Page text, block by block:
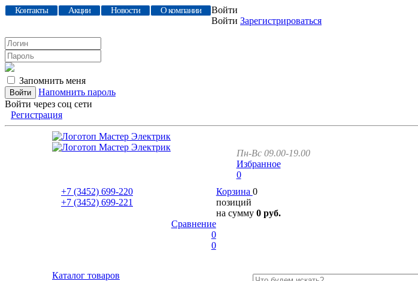
Контакты Акции Новости О компании
Войти
Войти Зарегистрироваться
Запомнить меня
Напомнить пароль
Войти через соц сети
Регистрация
Пн-Вс 09.00-19.00
Избранное
0
+7 (3452) 699-220
+7 (3452) 699-221
Корзина 0
позиций
на сумму 0 руб.
Сравнение
0
0
Каталог товаров